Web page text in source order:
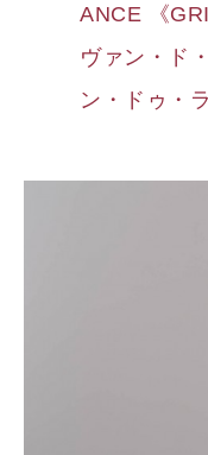
ANCE 《
ヴァン・ド
ン・ドゥ・